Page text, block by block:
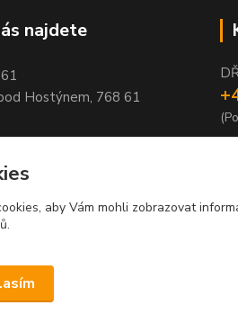
najdete
Hostýnem, 768 61
aby Vám mohli zobrazovat